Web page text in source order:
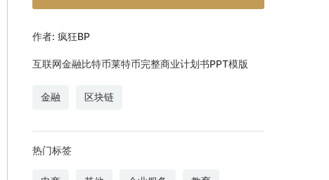
作者: 疯狂BP
互联网金融比特币莱特币完整商业计划书PPT模版
金融 区块链
热门标签